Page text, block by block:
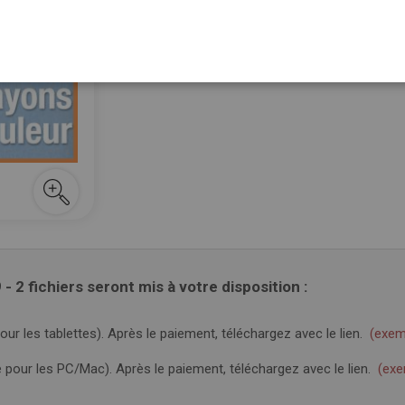
2 fichiers seront mis à votre disposition :
les tablettes). Après le paiement, téléchargez avec le lien.
les PC/Mac). Après le paiement, téléchargez avec le lien.